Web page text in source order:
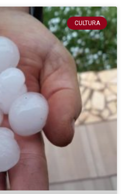
CULTURA